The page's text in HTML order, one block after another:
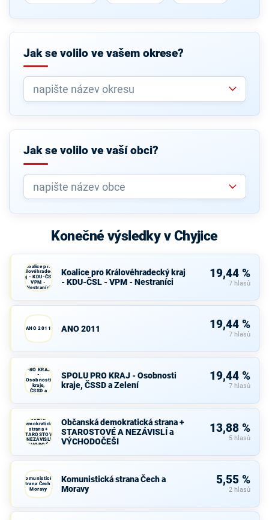
Jak se volilo ve vašem okrese?
Jak se volilo ve vaší obci?
Konečné výsledky v Chyjice
Koalice pro
Královéhradecký
kraj - KDU-ČSL -
VPM -
Nestraníci
Koalice pro Královéhradecký kraj
- KDU-ČSL - VPM - Nestraníci
19,44 %
7 hlasů
ANO 2011 ANO 2011 19,44 %
7 hlasů
PRO KRAJ
-
Osobnosti
kraje,
ČSSD a
Zelení
SPOLU PRO KRAJ - Osobnosti
kraje, ČSSD a Zelení
19,44 %
7 hlasů
Občanská
demokratická
strana +
STAROSTOVÉ
A NEZÁVISLÍ a
VÝCHODOČEŠI
Občanská demokratická strana +
STAROSTOVÉ A NEZÁVISLÍ a
VÝCHODOČEŠI
13,88 %
5 hlasů
Komunistická
strana Čech a
Moravy
Komunistická strana Čech a
Moravy
5,55 %
2 hlasů